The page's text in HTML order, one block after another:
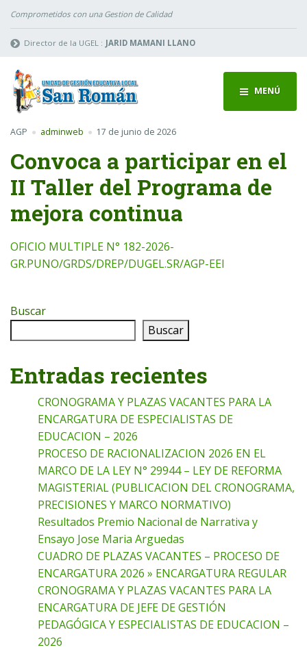
Comprometidos con una Gestion de Calidad
Director de la UGEL : JARID MAMANI LLANO
MENÚ
AGP adminweb 17 de junio de 2026
Convoca a participar en el
II Taller del Programa de
mejora continua
OFICIO MULTIPLE N° 182-2026-
GR.PUNO/GRDS/DREP/DUGEL.SR/AGP-EEI
Buscar
Buscar
Entradas recientes
CRONOGRAMA Y PLAZAS VACANTES PARA LA
ENCARGATURA DE ESPECIALISTAS DE
EDUCACION – 2026
PROCESO DE RACIONALIZACION 2026 EN EL
MARCO DE LA LEY N° 29944 – LEY DE REFORMA
MAGISTERIAL (PUBLICACION DEL CRONOGRAMA,
PRECISIONES Y MARCO NORMATIVO)
Resultados Premio Nacional de Narrativa y
Ensayo Jose Maria Arguedas
CUADRO DE PLAZAS VACANTES – PROCESO DE
ENCARGATURA 2026 » ENCARGATURA REGULAR
CRONOGRAMA Y PLAZAS VACANTES PARA LA
ENCARGATURA DE JEFE DE GESTIÓN
PEDAGÓGICA Y ESPECIALISTAS DE EDUCACION –
2026